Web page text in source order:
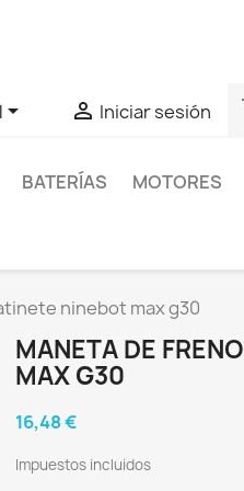
  Iniciar sesión
BATERÍAS MOTORES
ninebot max g30
MANETA DE
MAX G30
16,48 €
Impuestos incluidos